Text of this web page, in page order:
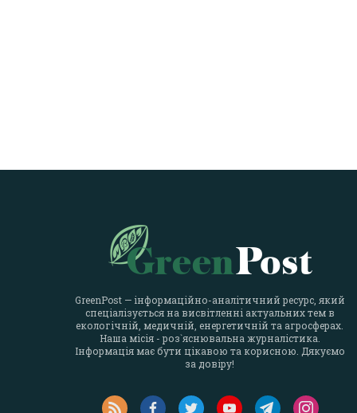
GreenPost — інформаційно-аналітичний ресурс, який
спеціалізується на висвітленні актуальних тем в
екологічній, медичній, енергетичній та агросферах.
Наша місія - роз`яснювальна журналістика.
Інформація має бути цікавою та корисною. Дякуємо
за довіру!